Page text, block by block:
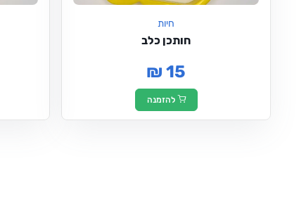
חיות
חותכן כלב
₪ 15
להזמנה